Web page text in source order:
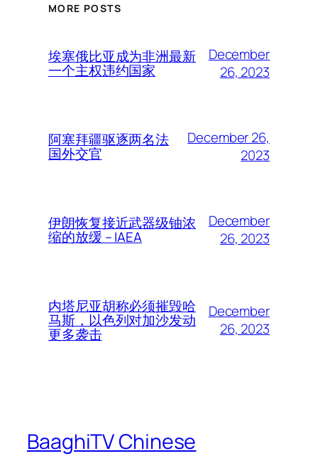
MORE POSTS
埃塞俄比亚成为非洲最新
一个主权违约国家
December
26, 2023
阿塞拜疆驱逐两名法
国外交官
December 26,
2023
伊朗恢复接近武器级铀浓
缩的放缓 – IAEA
December
26, 2023
内塔尼亚胡称必须摧毁哈
马斯，以色列对加沙发动
更多袭击
December
26, 2023
BaaghiTV Chinese